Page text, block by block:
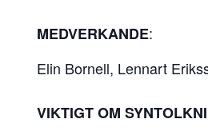
MEDVERKANDE:
Elin Bornell, Lennart
VIKTIGT OM